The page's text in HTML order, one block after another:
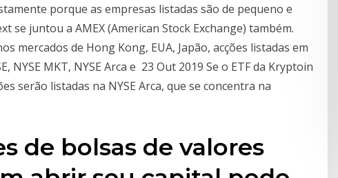
porque as empresas listadas são de pequeno e
se juntou a AMEX (American Stock Exchange) também.
mercados de Hong Kong, EUA, Japão, acções listadas em
NYSE MKT, NYSE Arca e 23 Out 2019 Se o ETF da Kryptoin
serão listadas na NYSE Arca, que se concentra na
de bolsas de valores